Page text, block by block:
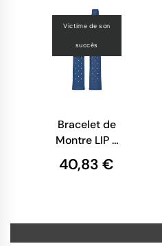
Victime de son
succès
Bracelet de
Montre LIP -
Tropic
Perforé Bleu
40,83 €